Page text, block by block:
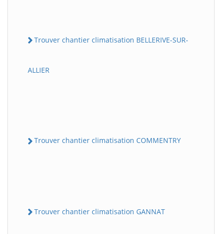
Trouver chantier climatisation BELLERIVE-SUR-
ALLIER
Trouver chantier climatisation COMMENTRY
Trouver chantier climatisation GANNAT